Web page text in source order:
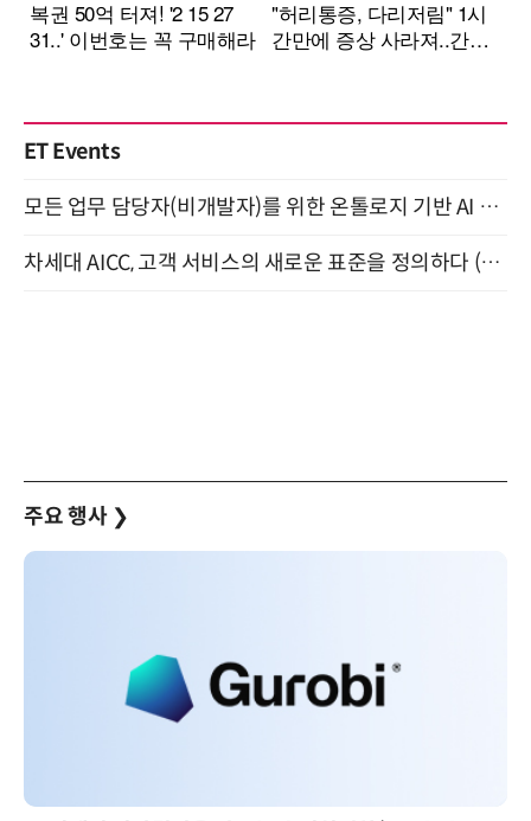
ET Events
모든 업무 담당자(비개발자)를 위한 온톨로지 기반 AI 지식체계 설계 1-day 워크숍 8월 20일 개최
차세대 AICC, 고객 서비스의 새로운 표준을 정의하다 (9/9)
주요 행사 ❯